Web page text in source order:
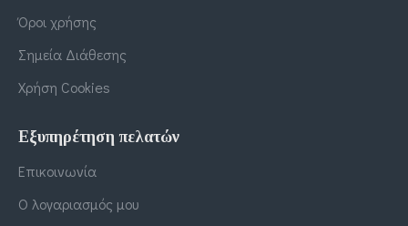
Όροι χρήσης
Σημεία Διάθεσης
Χρήση Cookies
Εξυπηρέτηση πελατών
Επικοινωνία
Ο λογαριασμός μου